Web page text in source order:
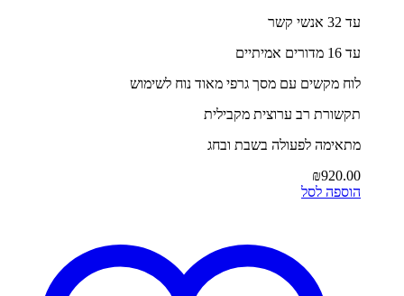
עד 32 אנשי קשר
עד 16 מדורים אמיתיים
לוח מקשים עם מסך גרפי מאוד נוח לשימוש
תקשורת רב ערוצית מקבילית
מתאימה לפעולה בשבת ובחג
₪920.00
הוספה לסל